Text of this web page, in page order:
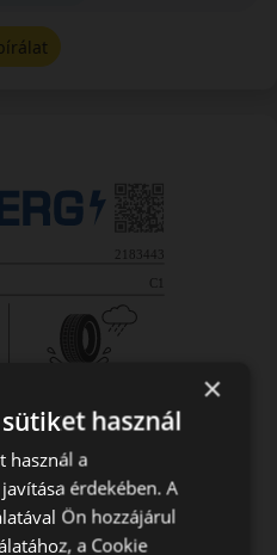
×
használ
használ a
érdekében. A
Ön hozzájárul
a Cookie